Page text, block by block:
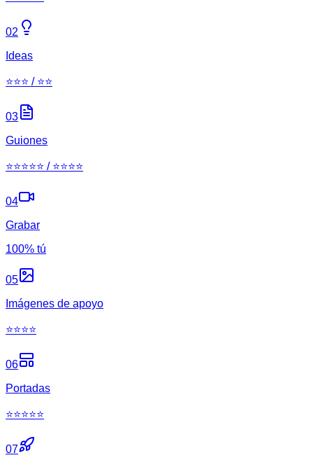
02
Ideas
⭐⭐⭐ / ⭐⭐
03
Guiones
⭐⭐⭐⭐⭐ / ⭐⭐⭐⭐
04
Grabar
100% tú
05
Imágenes de apoyo
⭐⭐⭐⭐
06
Portadas
⭐⭐⭐⭐⭐
07